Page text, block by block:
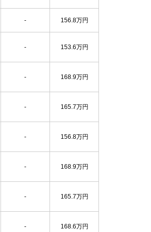
- 156.8万円
- 153.6万円
- 168.9万円
- 165.7万円
- 156.8万円
- 168.9万円
- 165.7万円
- 168.6万円